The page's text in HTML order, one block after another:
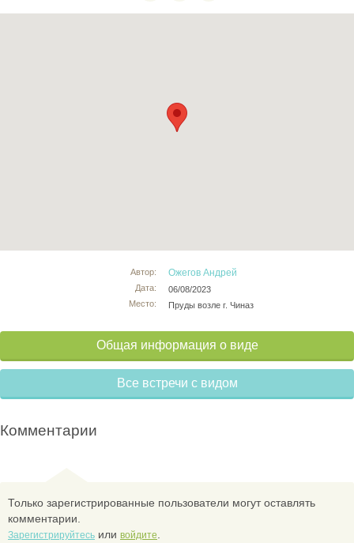
Автор:
Дата:
Место:
Ожегов Андрей
06/08/2023
Пруды возле г. Чиназ
Общая информация о виде
Все встречи с видом
Комментарии
Только зарегистрированные пользователи могут оставлять
комментарии.
Зарегистрируйтесь или войдите